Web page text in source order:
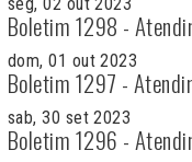
Boletim 1298 -
dom, 01 out 2023
Boletim 1297 -
sab, 30 set 2023
Boletim 1296 -